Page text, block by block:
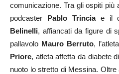
comunicazione. Tra gli ospiti più
podcaster Pablo Trinciae il
Belinelli, affiancati da figure di
pallavolo Mauro Berruto, l’atleta
Priore, atleta affetta da diabete
nuoto lo stretto di Messina.